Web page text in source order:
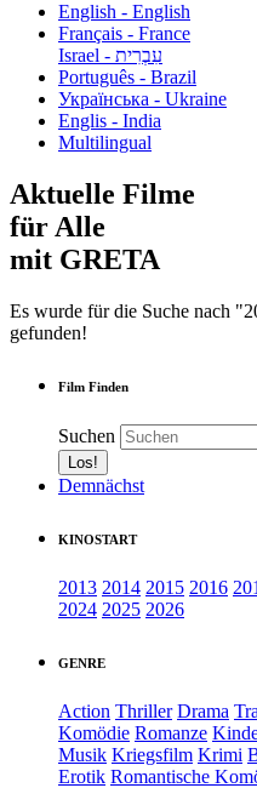
English - English
Français - France
עִבְרִית - Israel
Português - Brazil
Українська - Ukraine
Englis - India
Multilingual
Aktuelle Filme
für Alle
mit GRETA
Es wurde für die Suche nach
gefunden!
Film Finden
Suchen
Demnächst
KINOSTART
2013 2014 2015 2016
2024 2025 2026
GENRE
Action Thriller Drama
Komödie Romanze
Musik Kriegsfilm Krimi
Erotik Romantische